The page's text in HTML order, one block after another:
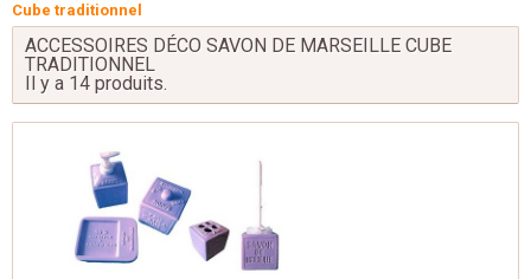
Cube traditionnel
ACCESSOIRES DÉCO SAVON DE MARSEILLE CUBE
TRADITIONNEL
Il y a 14 produits.